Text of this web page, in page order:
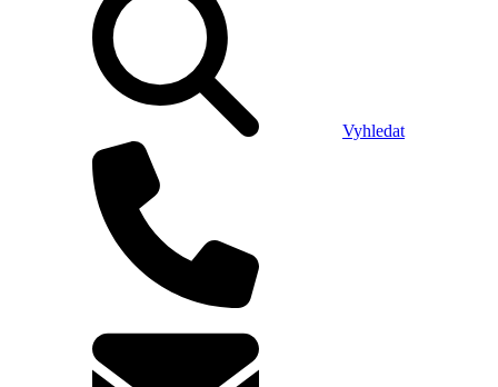
Vyhledat